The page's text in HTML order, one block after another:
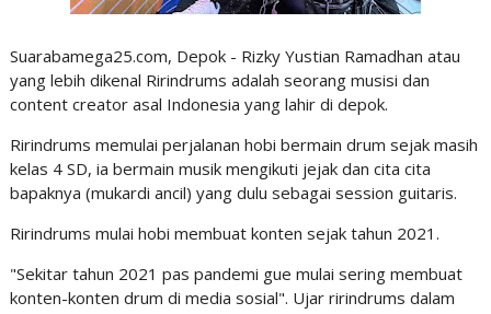
Suarabamega25.com, Depok - Rizky Yustian Ramadhan atau
yang lebih dikenal Ririndrums adalah seorang musisi dan
content creator asal Indonesia yang lahir di depok.
Ririndrums memulai perjalanan hobi bermain drum sejak masih
kelas 4 SD, ia bermain musik mengikuti jejak dan cita cita
bapaknya (mukardi ancil) yang dulu sebagai session guitaris.
Ririndrums mulai hobi membuat konten sejak tahun 2021.
"Sekitar tahun 2021 pas pandemi gue mulai sering membuat
konten-konten drum di media sosial". Ujar ririndrums dalam